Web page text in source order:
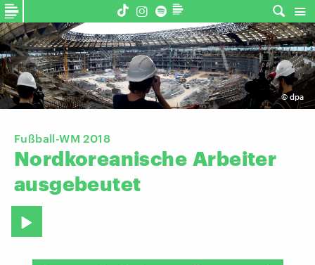
© dpa
Fußball-WM 2018
Nordkoreanische Arbeiter
ausgebeutet